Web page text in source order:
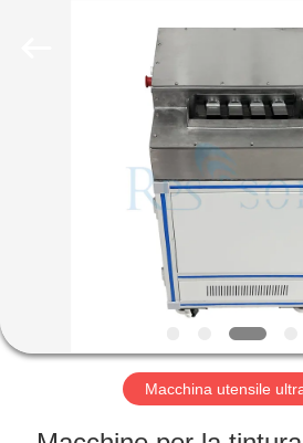
PRODOTTI
GIRO
FABBRICA
Macchina utensile